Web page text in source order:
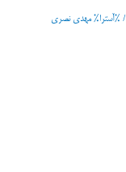
/ %آسترا% مهدی نصری